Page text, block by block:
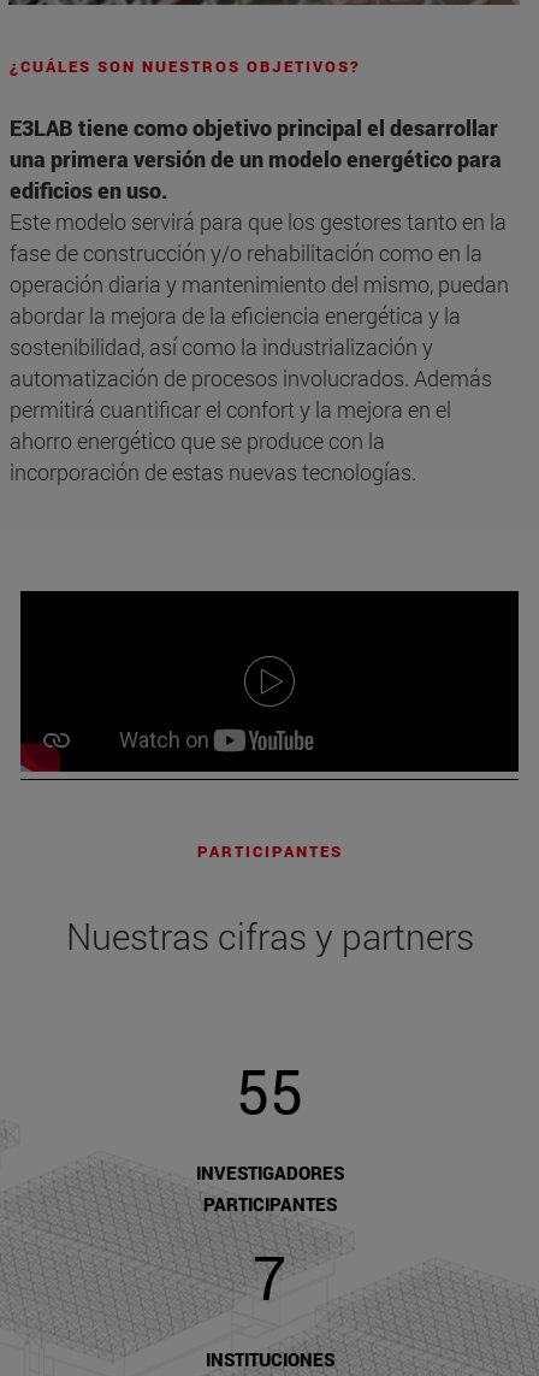
¿CUÁLES SON NUESTROS OBJETIVOS?
E3LAB tiene como objetivo principal el desarrollar
una primera versión de un modelo energético para
edificios en uso.
Este modelo servirá para que los gestores tanto en la
fase de construcción y/o rehabilitación como en la
operación diaria y mantenimiento del mismo, puedan
abordar la mejora de la eficiencia energética y la
sostenibilidad, así como la industrialización y
automatización de procesos involucrados. Además
permitirá cuantificar el confort y la mejora en el
ahorro energético que se produce con la
incorporación de estas nuevas tecnologías.
PARTICIPANTES
Nuestras cifras y partners
55
INVESTIGADORES
PARTICIPANTES
7
INSTITUCIONES